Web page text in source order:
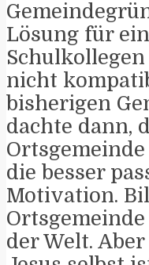
Lösung für
nicht
bisherigen
dachte dann,
die besser
Motivation.
der Welt.